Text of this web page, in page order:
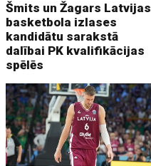
Šmits un Žagars Latvijas
basketbola izlases
kandidātu sarakstā
dalībai PK kvalifikācijas
spēlēs